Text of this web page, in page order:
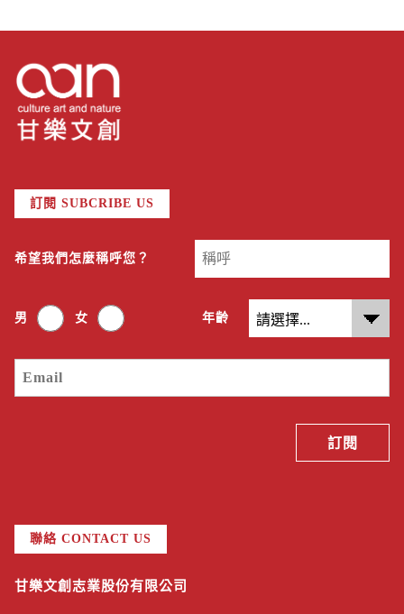
訂閱 SUBCRIBE US
希望我們怎麼稱呼您？
男 女 年齡
聯絡 CONTACT US
甘樂文創志業股份有限公司